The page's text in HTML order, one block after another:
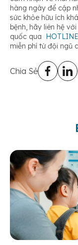
hàng ngày để cập
sức khỏe hữu ích
bệnh, hãy liên hệ
quốc qua HOTLINE
miễn phí từ đội ngũ
Chia Sẻ